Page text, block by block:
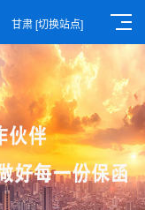
甘肃[切换站点]